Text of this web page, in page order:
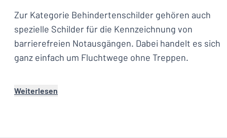
Zur Kategorie Behindertenschilder gehören auch
spezielle Schilder für die Kennzeichnung von
barrierefreien Notausgängen. Dabei handelt es sich
ganz einfach um Fluchtwege ohne Treppen.
Weiterlesen